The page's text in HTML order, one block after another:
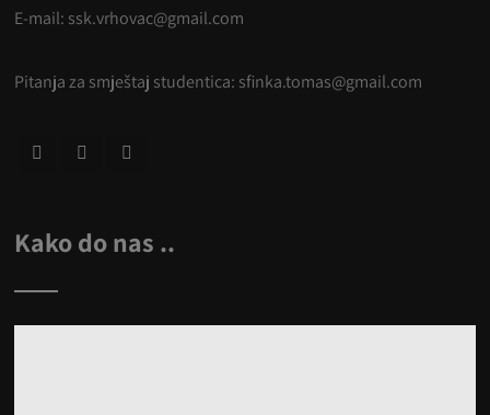
E-mail: ssk.vrhovac@gmail.com
Pitanja za smještaj studentica: sfinka.tomas@gmail.com
Kako do nas ..